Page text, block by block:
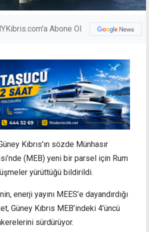
Abone Ol
Kıbrıs'ın sözde Münhasır
(MEB) yeni bir parsel için Rum
yürüttüğü bildirildi.
enerji yayını MEES’e dayandırdığı
Güney Kıbrıs MEB’indeki 4’üncü
sürdürüyor.